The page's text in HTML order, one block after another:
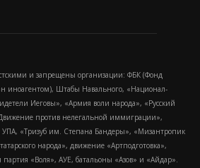
и запрещены организации: ФБК (Фонд
иноагентом), Штабы Навального, «Национал-
Иеговы», «Армия воли народа», «Русский
против нелегальной иммиграции»,
«Тризуб им. Степана Бандеры», «Мизантропик
народа», движение «Артподготовка»,
партия «Воля», АУЕ, батальоны «Азов» и «Айдар».